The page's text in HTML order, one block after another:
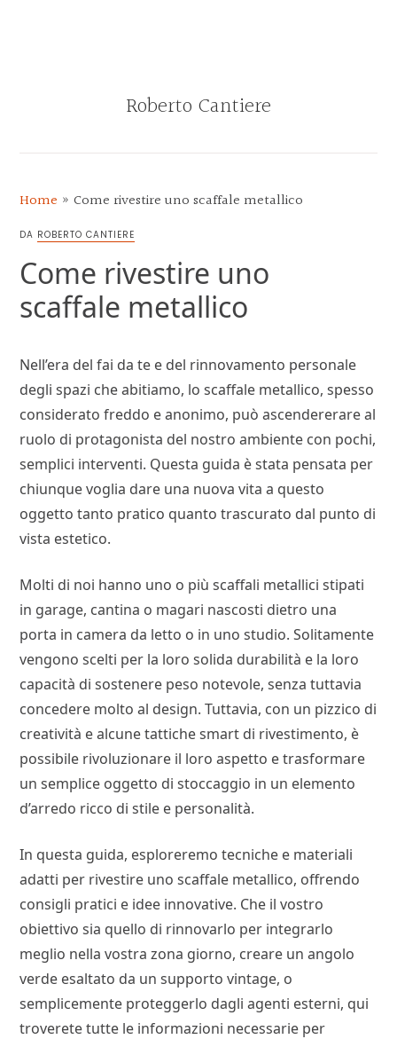
Roberto Cantiere
CANTIERE
Home »Come rivestire uno scaffale metallico
DA ROBERTO CANTIERE
Come rivestire uno
scaffale metallico
Nell’era del fai da te e del rinnovamento personale
degli spazi che abitiamo, lo scaffale metallico, spesso
considerato freddo e anonimo, può ascendererare al
ruolo di protagonista del nostro ambiente con pochi,
semplici interventi. Questa guida è stata pensata per
chiunque voglia dare una nuova vita a questo
oggetto tanto pratico quanto trascurato dal punto di
vista estetico.
Molti di noi hanno uno o più scaffali metallici stipati
in garage, cantina o magari nascosti dietro una
porta in camera da letto o in uno studio. Solitamente
vengono scelti per la loro solida durabilità e la loro
capacità di sostenere peso notevole, senza tuttavia
concedere molto al design. Tuttavia, con un pizzico di
creatività e alcune tattiche smart di rivestimento, è
possibile rivoluzionare il loro aspetto e trasformare
un semplice oggetto di stoccaggio in un elemento
d’arredo ricco di stile e personalità.
In questa guida, esploreremo tecniche e materiali
adatti per rivestire uno scaffale metallico, offrendo
consigli pratici e idee innovative. Che il vostro
obiettivo sia quello di rinnovarlo per integrarlo
meglio nella vostra zona giorno, creare un angolo
verde esaltato da un supporto vintage, o
semplicemente proteggerlo dagli agenti esterni, qui
troverete tutte le informazioni necessarie per